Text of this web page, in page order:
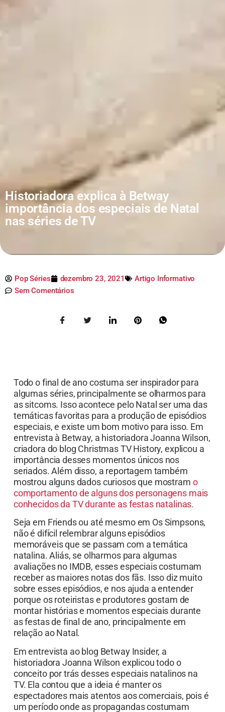
Historiadora explica à Betway
importância dos especiais de Natal
nas séries de TV
Pop Séries dezembro 23, 2021
Artigo Informativo
Sem Comentários
Todo o final de ano costuma ser inspirador para
algumas séries, principalmente se olharmos para
as sitcoms. Isso acontece pelo Natal ser uma das
temáticas favoritas para a produção de episódios
especiais, e existe um bom motivo para isso. Em
entrevista à Betway, a historiadora Joanna Wilson,
criadora do blog Christmas TV History, explicou a
importância desses momentos únicos nos
seriados. Além disso, a reportagem também
mostrou alguns dados curiosos que mostram o
comportamento de alguns dos personagens mais
conhecidos da TV durante as festas natalinas.
Seja em Friends ou até mesmo em Os Simpsons,
não é difícil relembrar alguns episódios
memoráveis que se passam com a temática
natalina. Aliás, se olharmos para algumas
avaliações no IMDB, esses especiais costumam
receber as maiores notas dos fãs. Isso diz muito
sobre esses episódios, e nos ajuda a entender
porque os roteiristas e produtores gostam de
montar histórias e momentos especiais durante
as festas de final de ano, principalmente em
relação ao Natal.
Em entrevista ao blog Betway Insider, a
historiadora Joanna Wilson explicou todo o
conceito por trás desses especiais natalinos na
TV. Ela contou que a ideia é manter os
espectadores mais atentos aos comerciais, pois é
um período onde as propagandas costumam